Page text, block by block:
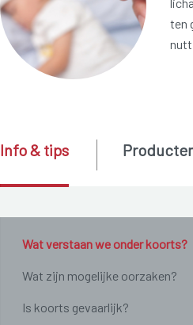
ten
Wat verstaan we onder koorts?
Wat zijn mogelijke oorzaken?
Is koorts gevaarlijk?
Info & tips